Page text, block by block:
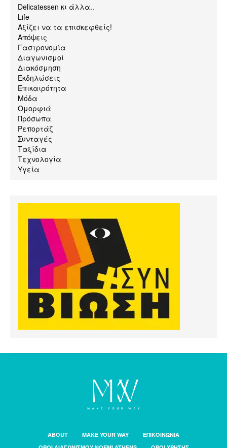
Delicatessen κι άλλα..
Life
Αξίζει να τα επισκεφθείς!
Απόψεις
Γαστρονομία
Διαγωνισμοί
Διακόσμηση
Εκδηλώσεις
Επικαιρότητα
Μόδα
Ομορφιά
Πρόσωπα
Ρεπορτάζ
Συνταγές
Ταξίδια
Τεχνολογία
Υγεία
ABOUT MAKE YOUR WAY
ΕΠΙΚΟΙΝΩΝΙΑ